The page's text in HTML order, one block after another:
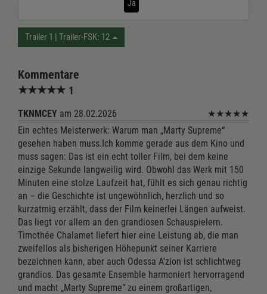
Ja
Trailer 1 | Trailer-FSK: 12
Kommentare
★★★★★ 1
TKNMCEY am 28.02.2026 ★★★★★
Ein echtes Meisterwerk: Warum man „Marty Supreme“
gesehen haben muss.Ich komme gerade aus dem Kino und
muss sagen: Das ist ein echt toller Film, bei dem keine
einzige Sekunde langweilig wird. Obwohl das Werk mit 150
Minuten eine stolze Laufzeit hat, fühlt es sich genau richtig
an – die Geschichte ist ungewöhnlich, herzlich und so
kurzatmig erzählt, dass der Film keinerlei Längen aufweist.
Das liegt vor allem an den grandiosen Schauspielern.
Timothée Chalamet liefert hier eine Leistung ab, die man
zweifellos als bisherigen Höhepunkt seiner Karriere
bezeichnen kann, aber auch Odessa A’zion ist schlichtweg
grandios. Das gesamte Ensemble harmoniert hervorragend
und macht „Marty Supreme“ zu einem großartigen,